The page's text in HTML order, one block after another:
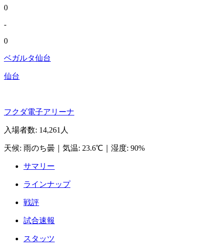
0
-
0
ベガルタ仙台
仙台
フクダ電子アリーナ
入場者数: 14,261人
天候: 雨のち曇 気温: 23.6℃ 湿度: 90%
サマリー
ラインナップ
戦評
試合速報
スタッツ